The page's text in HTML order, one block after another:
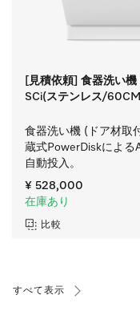
[見積依頼] 食器洗い
SCi(ステンレス/
食器洗い機 (ドア材取
蔵式PowerDiskによる
自動投入。
¥ 528,000
在庫あり
比較
すべて表示